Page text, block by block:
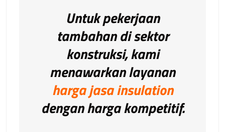
Untuk pekerjaan
tambahan di sektor
konstruksi, kami
menawarkan layanan
harga jasa insulation
dengan harga kompetitif.